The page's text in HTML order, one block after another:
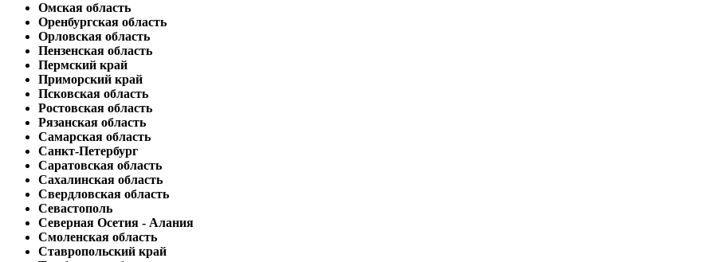
Омская область
Оренбургская область
Орловская область
Пензенская область
Пермский край
Приморский край
Псковская область
Ростовская область
Рязанская область
Самарская область
Санкт-Петербург
Саратовская область
Сахалинская область
Свердловская область
Севастополь
Северная Осетия - Алания
Смоленская область
Ставропольский край